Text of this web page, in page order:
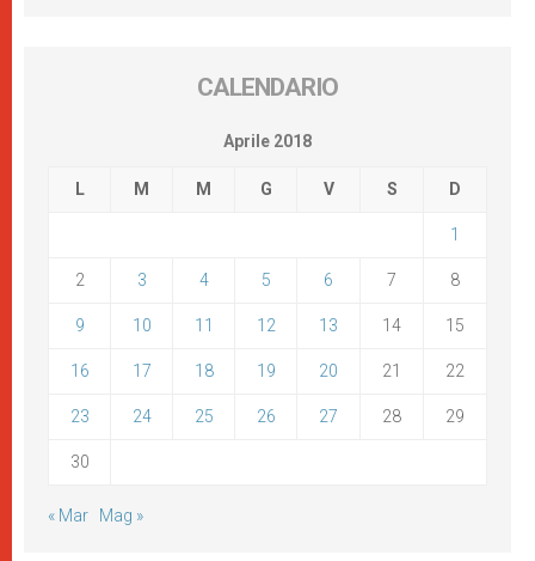
CALENDARIO
Aprile 2018
L M M G V S D
1
2 3 4 5 6 7 8
9 10 11 12 13 14 15
16 17 18 19 20 21 22
23 24 25 26 27 28 29
30
« Mar Mag »